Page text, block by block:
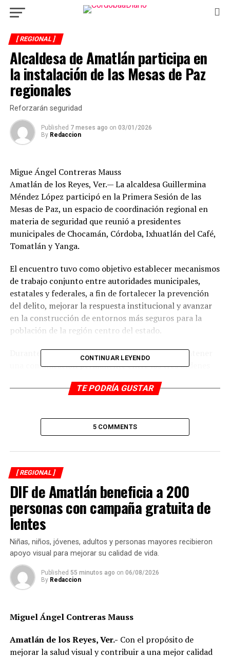
[ REGIONAL ]
Alcaldesa de Amatlán participa en
la instalación de las Mesas de Paz
regionales
Reforzarán seguridad
Published 7 meses ago on 03/01/2026
By Redaccion
Migue Ángel Contreras Mauss
Amatlán de los Reyes, Ver.— La alcaldesa Guillermina
Méndez López participó en la Primera Sesión de las
Mesas de Paz, un espacio de coordinación regional en
materia de seguridad que reunió a presidentes
municipales de Chocamán, Córdoba, Ixhuatlán del Café,
Tomatlán y Yanga.
El encuentro tuvo como objetivo establecer mecanismos
de trabajo conjunto entre autoridades municipales,
estatales y federales, a fin de fortalecer la prevención
del delito, mejorar la respuesta institucional y avanzar
en la construcción de entornos más seguros para la
población de la región centro del estado.
Durante la sesión se subrayó la necesidad de mantener
una comunicación permanente entre los tres órdenes
estratégica que permita atender de manera oportuna
Las y los alcaldes coincidieron en que la coordinación
interinstitucional es clave para enfrentar los desafíos
zonas donde los problemas de violencia y delincuencia
requieren respuestas conjuntas y no acciones aisladas.
Como parte de los acuerdos alcanzados, se determinó
que las Mesas de Paz se realizarán de manera periódica y
propósito de dar seguimiento a los compromisos
establecidos y evaluar los resultados de las acciones
implementadas.
La participación de Amatlán de los Reyes en este
Guillermina Méndez López, forma parte de una
seguridad y el bienestar de las comunidades.
CONTINUAR LEYENDO
TE PODRÍA GUSTAR
5 COMMENTS
[ REGIONAL ]
DIF de Amatlán beneficia a 200
personas con campaña gratuita de
lentes
Niñas, niños, jóvenes, adultos y personas mayores recibieron
apoyo visual para mejorar su calidad de vida.
Published 55 minutos ago on 06/08/2026
By Redaccion
Miguel Ángel Contreras Mauss
Amatlán de los Reyes, Ver.- Con el propósito de
mejorar la salud visual y contribuir a una mejor calidad